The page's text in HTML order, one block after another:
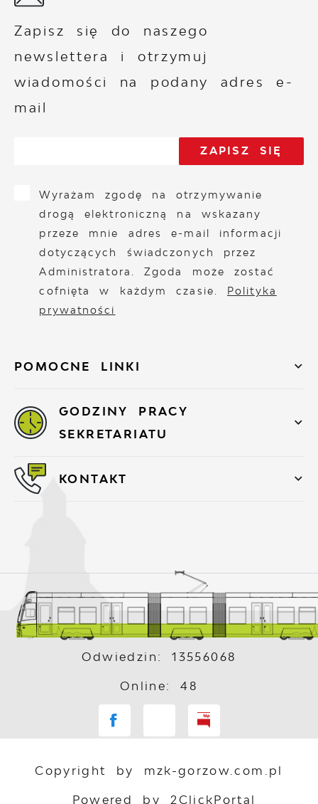
POMOCNE LINKI
Zapisz się do naszego
newslettera i otrzymuj
wiadomości na podany adres e-
mail
Wyrażam zgodę na otrzymywanie
drogą elektroniczną na wskazany
przeze mnie adres e-mail informacji
dotyczących świadczonych przez
Administratora. Zgoda może zostać
cofnięta w każdym czasie. Polityka
prywatności
GODZINY PRACY
SEKRETARIATU
KONTAKT
Odwiedzin: 13556068
Online: 48
Copyright by mzk-gorzow.com.pl
Powered by 2ClickPortal